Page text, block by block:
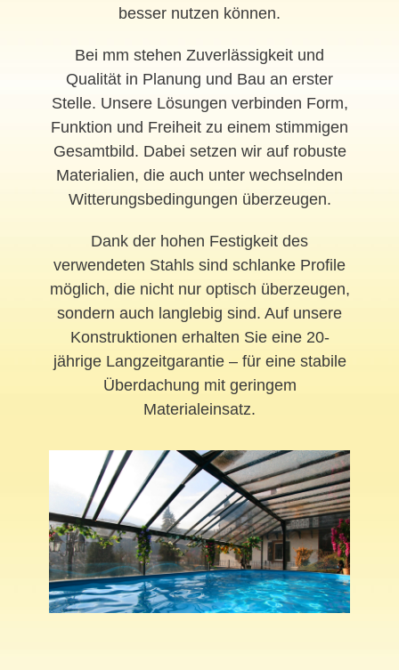
besser nutzen können.
Bei mm stehen Zuverlässigkeit und
Qualität in Planung und Bau an erster
Stelle. Unsere Lösungen verbinden Form,
Funktion und Freiheit zu einem stimmigen
Gesamtbild. Dabei setzen wir auf robuste
Materialien, die auch unter wechselnden
Witterungsbedingungen überzeugen.
Dank der hohen Festigkeit des
verwendeten Stahls sind schlanke Profile
möglich, die nicht nur optisch überzeugen,
sondern auch langlebig sind. Auf unsere
Konstruktionen erhalten Sie eine 20-
jährige Langzeitgarantie – für eine stabile
Überdachung mit geringem
Materialeinsatz.